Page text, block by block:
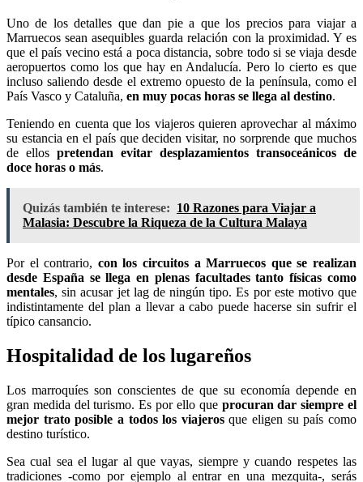
Uno de los detalles que dan pie a que los precios para viajar a
Marruecos sean asequibles guarda relación con la proximidad. Y es
que el país vecino está a poca distancia, sobre todo si se viaja desde
aeropuertos como los que hay en Andalucía. Pero lo cierto es que
incluso saliendo desde el extremo opuesto de la península, como el
País Vasco y Cataluña, en muy pocas horas se llega al destino.
Teniendo en cuenta que los viajeros quieren aprovechar al máximo
su estancia en el país que deciden visitar, no sorprende que muchos
de ellos pretendan evitar desplazamientos transoceánicos de
doce horas o más.
Quizás también te interese: 10 Razones para Viajar a
Malasia: Descubre la Riqueza de la Cultura Malaya
Por el contrario, con los circuitos a Marruecos que se realizan
desde España se llega en plenas facultades tanto físicas como
mentales, sin acusar jet lag de ningún tipo. Es por este motivo que
indistintamente del plan a llevar a cabo puede hacerse sin sufrir el
típico cansancio.
Hospitalidad de los lugareños
Los marroquíes son conscientes de que su economía depende en
gran medida del turismo. Es por ello que procuran dar siempre el
mejor trato posible a todos los viajerosque eligen su país como
destino turístico.
Sea cual sea el lugar al que vayas, siempre y cuando respetes las
tradiciones -como por ejemplo al entrar en una mezquita-, serás